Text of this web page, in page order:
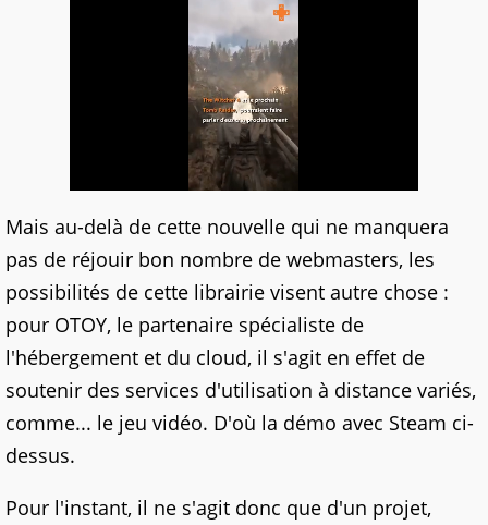
Mais au-delà de cette nouvelle qui ne manquera
pas de réjouir bon nombre de webmasters, les
possibilités de cette librairie visent autre chose :
pour OTOY, le partenaire spécialiste de
l'hébergement et du cloud, il s'agit en effet de
soutenir des services d'utilisation à distance variés,
comme... le jeu vidéo. D'où la démo avec Steam ci-
dessus.
Pour l'instant, il ne s'agit donc que d'un projet,